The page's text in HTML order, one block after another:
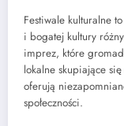
Festiwale kulturalne
i bogatej kultury
imprez, które
lokalne skupiające
oferują
społeczności.